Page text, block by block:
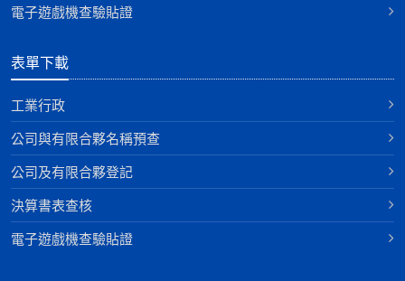
電子遊戲機查驗貼證
表單下載
工業行政
公司與有限合夥名稱預查
公司及有限合夥登記
決算書表查核
電子遊戲機查驗貼證